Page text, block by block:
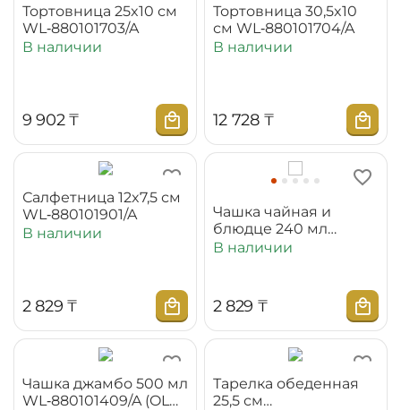
Тортовница 25x10 см
WL‑880101703/A
В наличии
9 902 ₸
Тортовница 30,5x10
см WL‑880101704/A
В наличии
12 728 ₸
Салфетница 12x7,5 см
WL‑880101901/A
В наличии
2 829 ₸
Чашка чайная и
блюдце 240 мл
WL‑880101404/AB
В наличии
2 829 ₸
Чашка джамбо 500 мл
WL‑880101409/A (OLD:
Тарелка обеденная
25,5 см